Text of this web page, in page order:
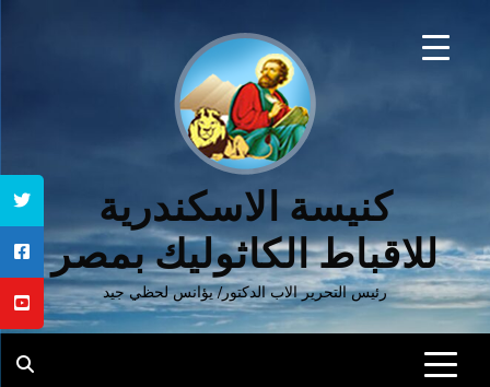
كنيسة الاسكندرية
للاقباط الكاثوليك بمصر
رئيس التحرير الاب الدكتور/ يؤانس لحظي جيد